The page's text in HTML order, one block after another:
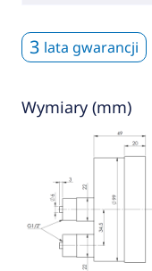
3 lata gwarancji
Wymiary (mm)